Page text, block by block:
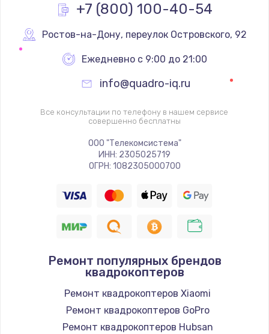
+7 (800) 100-40-54
Ростов-на-Дону, переулок Островского, 92
Ежедневно с 9:00 до 21:00
info@quadro-iq.ru
Все консультации по телефону в нашем сервисе
совершенно бесплатны
ООО "Телекомсистема"
ИНН: 2305025719
ОГРН: 1082305000700
Ремонт популярных брендов
квадрокоптеров
Ремонт квадрокоптеров Xiaomi
Ремонт квадрокоптеров GoPro
Ремонт квадрокоптеров Hubsan